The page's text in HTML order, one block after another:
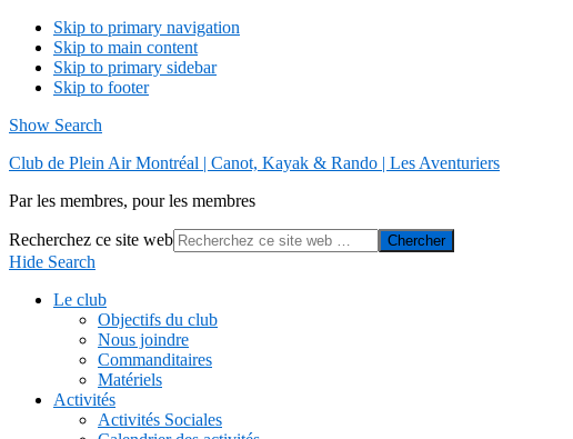
Skip to primary navigation
Skip to main content
Skip to primary sidebar
Skip to footer
Show Search
Club de Plein Air Montréal | Canot, Kayak & Rando | Les Aventuriers
Par les membres, pour les membres
Recherchez ce site web
Hide Search
Le club
Objectifs du club
Nous joindre
Commanditaires
Matériels
Activités
Activités Sociales